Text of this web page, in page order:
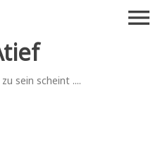
sein scheint ....
menu